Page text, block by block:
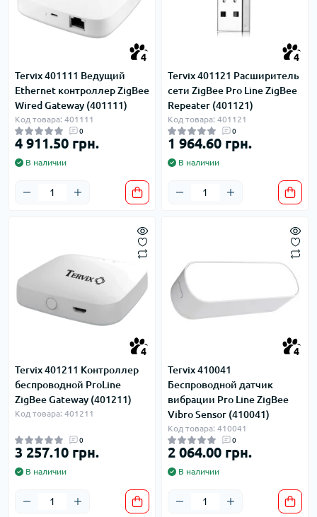
4
Tervix 401111 Ведущий
Ethernet контроллер ZigBee
Wired Gateway (401111)
Код товара: 401111
0
4 911.50 грн.
В наличии
4
Tervix 401121 Расширитель
сети ZigBee Pro Line ZigBee
Repeater (401121)
Код товара: 401121
0
1 964.60 грн.
В наличии
4
Tervix 401211 Контроллер
беспроводной ProLine
ZigBee Gateway (401211)
Код товара: 401211
0
3 257.10 грн.
В наличии
4
Tervix 410041
Беспроводной датчик
вибрации Pro Line ZigBee
Vibro Sensor (410041)
Код товара: 410041
0
2 064.00 грн.
В наличии